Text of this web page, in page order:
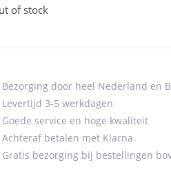
of stock
Bezorging door heel Nederland en
Levertijd 3-5 werkdagen
Goede service en hoge kwaliteit
Achteraf betalen met Klarna
Gratis bezorging bij bestellingen